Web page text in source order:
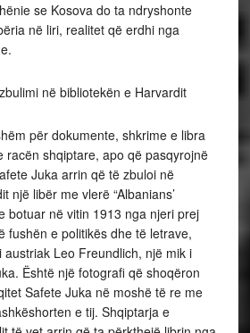
se Kosova do ta ndryshonte
në liri, realitet që erdhi nga
në bibliotekën e Harvardit
për dokumente, shkrime e libra
racën shqiptare, apo që pasqyrojnë
Juka arrin që të zbuloi në
një libër me vlerë “Albanians’
botuar në vitin 1913 nga njeri prej
fushën e politikës dhe të letrave,
Leo Freundlich, një mik i
Është një fotografi që shoqëron
Safete Juka në moshë të re me
e tij. Shqiptarja e